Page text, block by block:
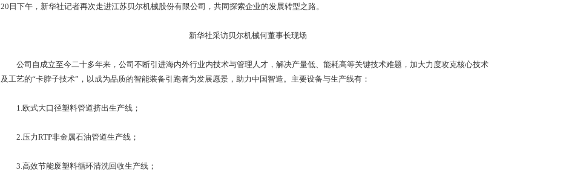
20日下午，新华社记者再次走进江苏贝尔机械股份有限公司，共同探索企业的发展转型之路。
新华社采访贝尔机械何董事长现场
公司自成立至今二十多年来，公司不断引进海内外行业内技术与管理人才，解决产量低、能耗高等关键技术难题，加大力度攻克核心技术
及工艺的“卡脖子技术”，以成为品质的智能装备引跑者为发展愿景，助力中国智造。主要设备与生产线有：
1.欧式大口径塑料管道挤出生产线；
2.压力RTP非金属石油管道生产线；
3.高效节能废塑料循环清洗回收生产线；